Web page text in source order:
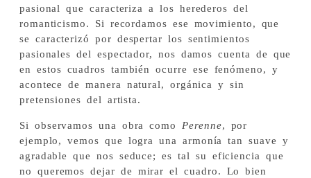
pasional que caracteriza a los herederos del
romanticismo. Si recordamos ese movimiento, que
se caracterizó por despertar los sentimientos
pasionales del espectador, nos damos cuenta de que
en estos cuadros también ocurre ese fenómeno, y
acontece de manera natural, orgánica y sin
pretensiones del artista.
Si observamos una obra comoPerenne, por
ejemplo, vemos que logra una armonía tan suave y
agradable que nos seduce; es tal su eficiencia que
no queremos dejar de mirar el cuadro. Lo bien